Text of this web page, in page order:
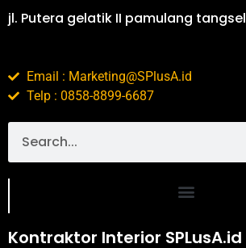
jl. Putera gelatik II pamulang tangsel
Email : Marketing@SPlusA.id
Telp : 0858-8899-6687
Kontraktor Interior SPLusA.id